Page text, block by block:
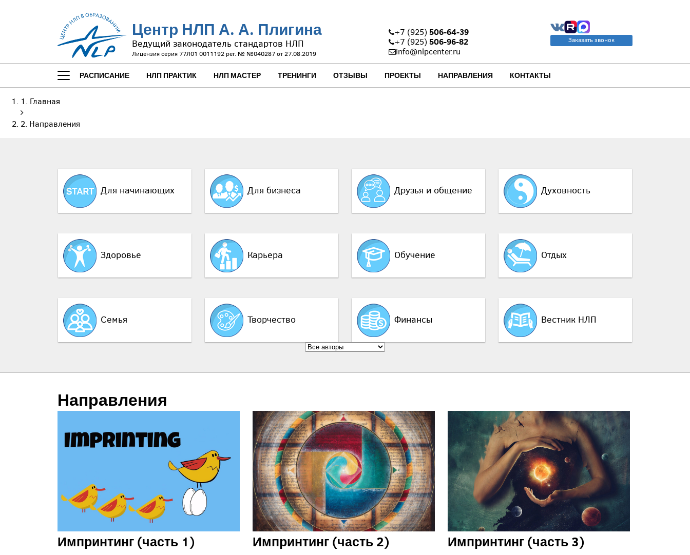
Центр НЛП А. А. Плигина
Ведущий законодатель стандартов НЛП
Лицензия серия 77Л01 0011192 рег. № №040287 от 27.08.2019
+7 (925) 506-64-39
+7 (925) 506-96-82
info@nlpcenter.ru
Заказать звонок
РАСПИСАНИЕ НЛП ПРАКТИК НЛП МАСТЕР ТРЕНИНГИ ОТЗЫВЫ ПРОЕКТЫ НАПРАВЛЕНИЯ КОНТАКТЫ
Главная
Направления
Для начинающих Для бизнеса Друзья и общение Духовность
Здоровье Карьера Обучение Отдых
Семья Творчество Финансы Вестник НЛП
Направления
Импринтинг (часть 1) Импринтинг (часть 2) Импринтинг (часть 3)